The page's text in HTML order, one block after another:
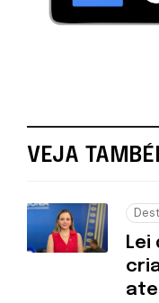
VEJA
Lei